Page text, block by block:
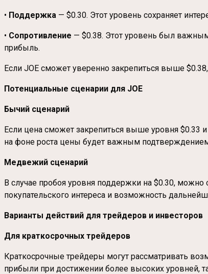
• Поддержка — $0.30. Этот уровень сохраняет
• Сопротивление — $0.38. Этот уровень был важным
прибыль.
Если JOE сможет уверенно закрепиться выше
Потенциальные сценарии для JOE
Бычий сценарий
Если цена сможет закрепиться выше уровня $0.33
на фоне роста цены будет важным подтверждением
Медвежий сценарий
В случае пробоя уровня поддержки на $0.30,
покупательского интереса и возможность
Варианты действий для трейдеров и инвесторов
Для краткосрочных трейдеров
Краткосрочные трейдеры могут рассматривать
прибыли при достижении более высоких уровней,